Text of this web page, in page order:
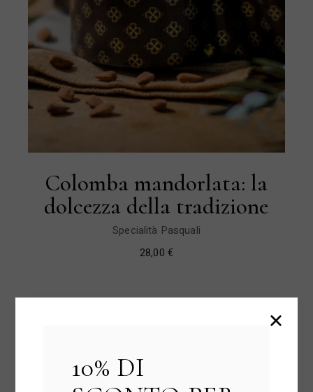
Colomba mandorlata: la
dolcezza della tradizione
Specialità Pasquali
28,00 €
10% DI